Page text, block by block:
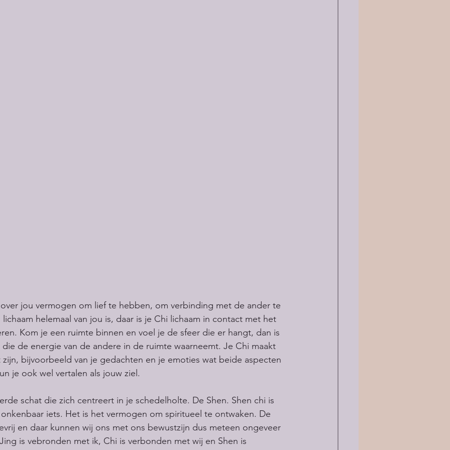
jou vermogen om lief te hebben, om verbinding met de ander te
helemaal van jou is, daar is je Chi lichaam in contact met het
Kom je een ruimte binnen en voel je de sfeer die er hangt, dan is
de energie van de andere in de ruimte waarneemt. Je Chi maakt
bijvoorbeeld van je gedachten en je emoties wat beide aspecten
je ook wel vertalen als jouw ziel.
schat die zich centreert in je schedelholte. De Shen. Shen chi is
iets. Het is het vermogen om spiritueel te ontwaken. De
en daar kunnen wij ons met ons bewustzijn dus meteen ongeveer
is vebronden met ik, Chi is verbonden met wij en Shen is